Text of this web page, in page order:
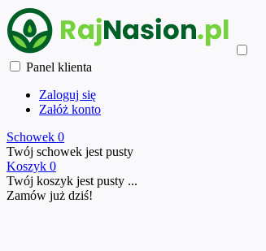
Panel klienta
Zaloguj się
Załóż konto
Schowek 0
Twój schowek jest pusty
Koszyk 0
Twój koszyk jest pusty ...
Zamów już dziś!